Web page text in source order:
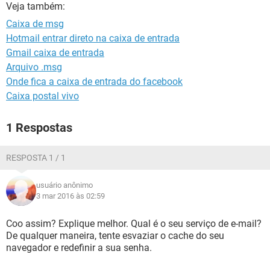
Veja também:
Caixa de msg
Hotmail entrar direto na caixa de entrada
Gmail caixa de entrada
Arquivo .msg
Onde fica a caixa de entrada do facebook
Caixa postal vivo
1 Respostas
RESPOSTA 1 / 1
usuário anônimo
3 mar 2016 às 02:59
Coo assim? Explique melhor. Qual é o seu serviço de e-mail?
De qualquer maneira, tente esvaziar o cache do seu
navegador e redefinir a sua senha.